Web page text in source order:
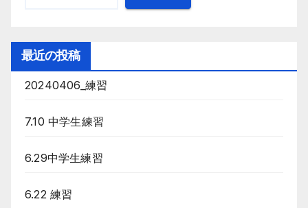
送
り
最近の投稿
20240406_練習
7.10 中学生練習
6.29中学生練習
6.22 練習